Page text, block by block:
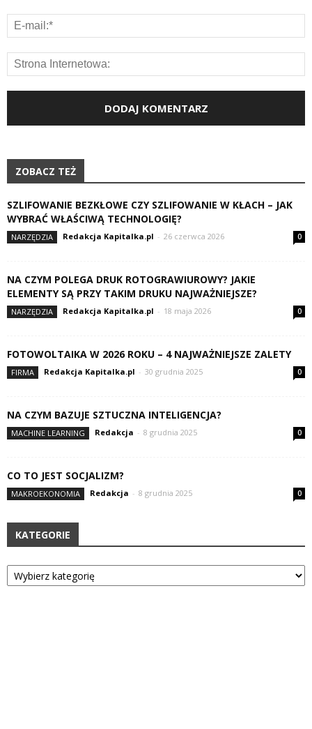
ZOBACZ TEŻ
SZLIFOWANIE BEZKŁOWE CZY SZLIFOWANIE W KŁACH – JAK
WYBRAĆ WŁAŚCIWĄ TECHNOLOGIĘ?
NARZĘDZIA Redakcja Kapitalka.pl - 26 czerwca 2026 0
NA CZYM POLEGA DRUK ROTOGRAWIUROWY? JAKIE
ELEMENTY SĄ PRZY TAKIM DRUKU NAJWAŻNIEJSZE?
NARZĘDZIA Redakcja Kapitalka.pl - 18 maja 2026 0
FOTOWOLTAIKA W 2026 ROKU – 4 NAJWAŻNIEJSZE ZALETY
FIRMA Redakcja Kapitalka.pl - 30 grudnia 2025 0
NA CZYM BAZUJE SZTUCZNA INTELIGENCJA?
MACHINE LEARNING Redakcja - 8 grudnia 2025 0
CO TO JEST SOCJALIZM?
MAKROEKONOMIA Redakcja - 8 grudnia 2025 0
KATEGORIE
Kategorie